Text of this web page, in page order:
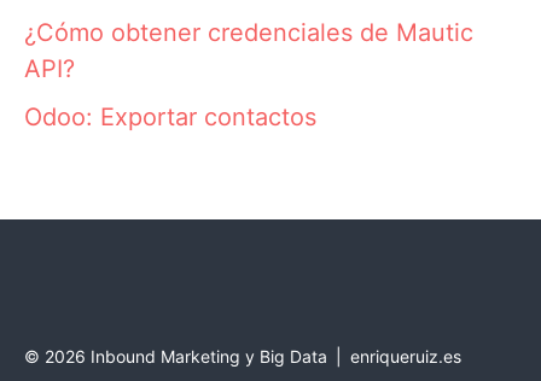
¿Cómo obtener credenciales de Mautic
API?
Odoo: Exportar contactos
© 2026 Inbound Marketing y Big Data enriqueruiz.es